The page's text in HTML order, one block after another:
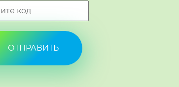
ОТПРАВИТЬ